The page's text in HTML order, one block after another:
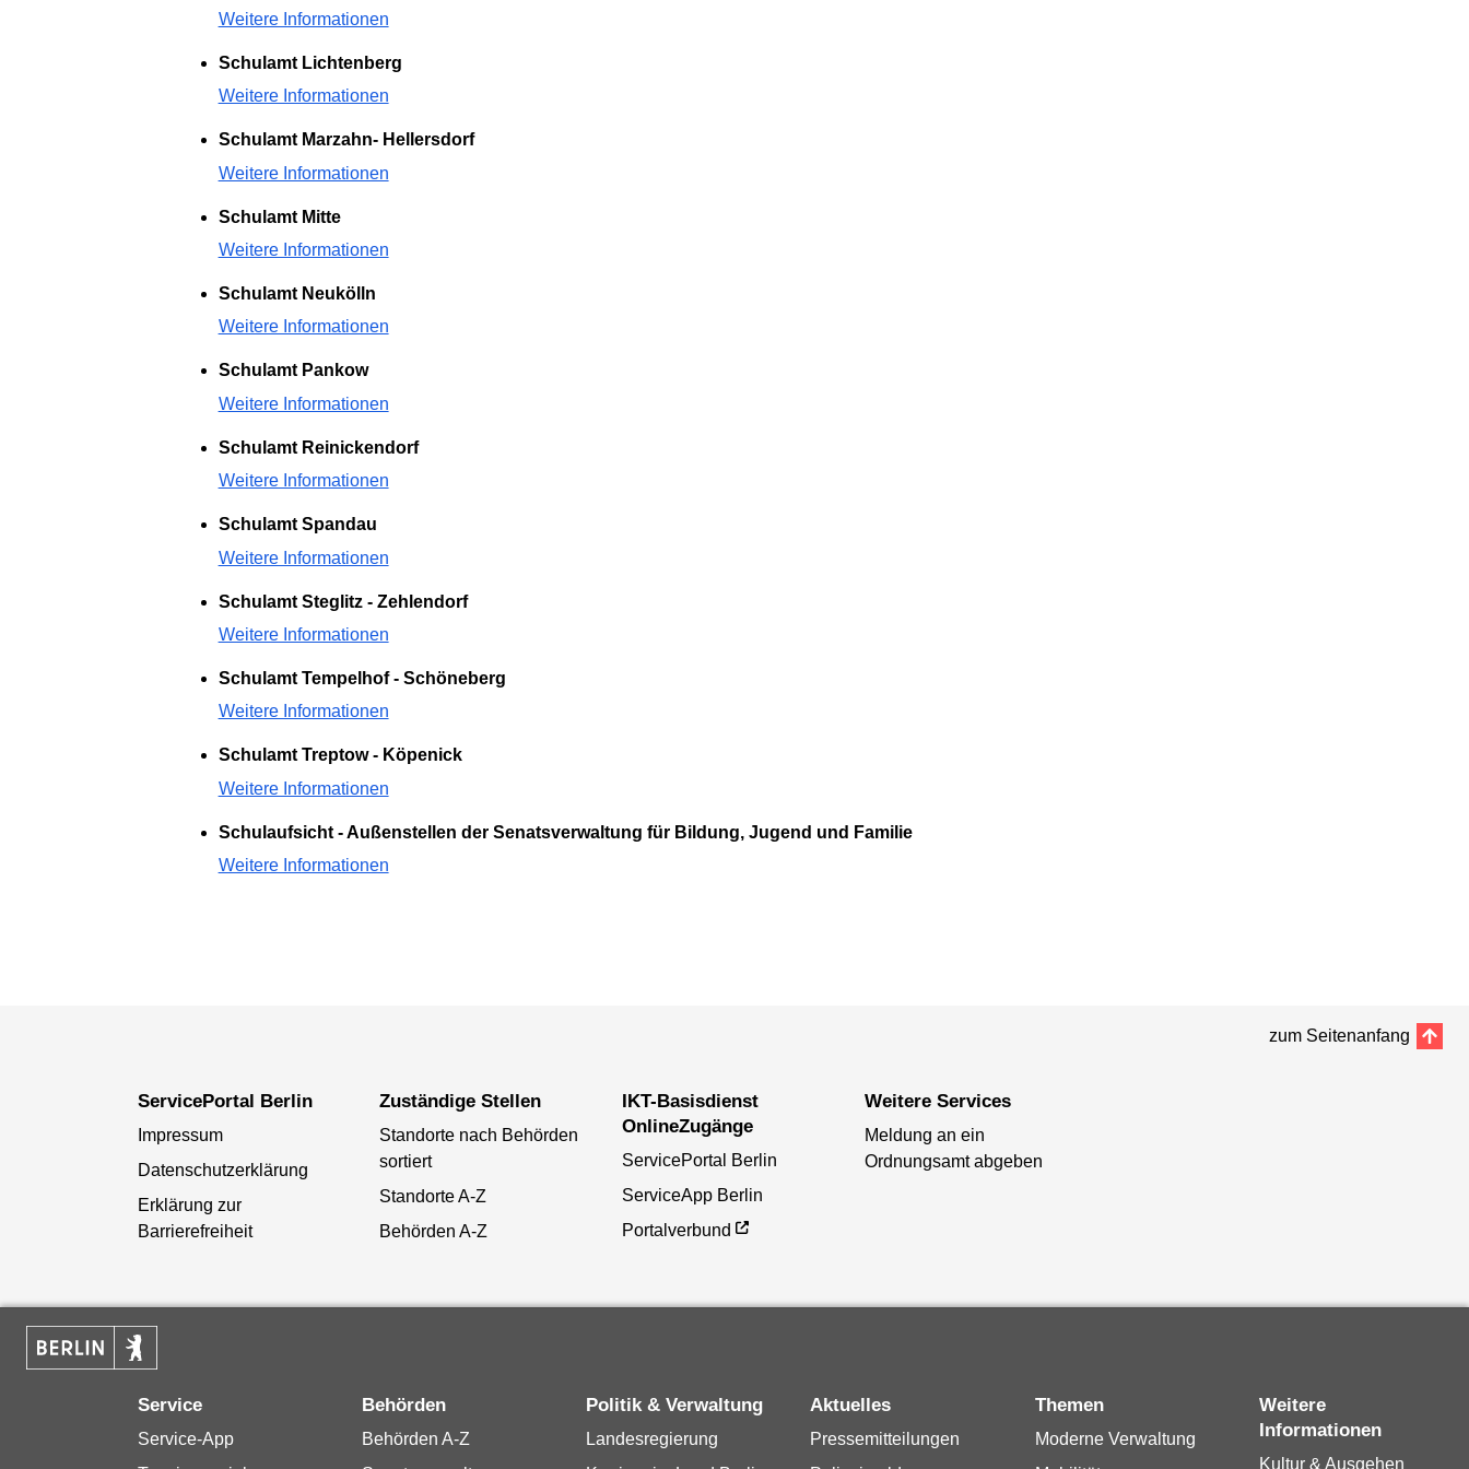
Weitere Informationen
Schulamt Lichtenberg
Weitere Informationen
Schulamt Marzahn- Hellersdorf
Weitere Informationen
Schulamt Mitte
Weitere Informationen
Schulamt Neukölln
Weitere Informationen
Schulamt Pankow
Weitere Informationen
Schulamt Reinickendorf
Weitere Informationen
Schulamt Spandau
Weitere Informationen
Schulamt Steglitz - Zehlendorf
Weitere Informationen
Schulamt Tempelhof - Schöneberg
Weitere Informationen
Schulamt Treptow - Köpenick
Weitere Informationen
Schulaufsicht - Außenstellen der Senatsverwaltung für Bildung, Jugend und Familie
Weitere Informationen
zum Seitenanfang
ServicePortal Berlin
Impressum
Datenschutzerklärung
Erklärung zur
Barrierefreiheit
Zuständige Stellen
Standorte nach Behörden
sortiert
Standorte A-Z
Behörden A-Z
IKT-Basisdienst
OnlineZugänge
ServicePortal Berlin
ServiceApp Berlin
Portalverbund
Weitere Services
Meldung an ein
Ordnungsamt abgeben
Service
Service-App
Behörden
Behörden A-Z
Politik & Verwaltung
Landesregierung
Aktuelles
Pressemitteilungen
Themen
Moderne Verwaltung
Weitere
Informationen
Kultur & Ausgehen